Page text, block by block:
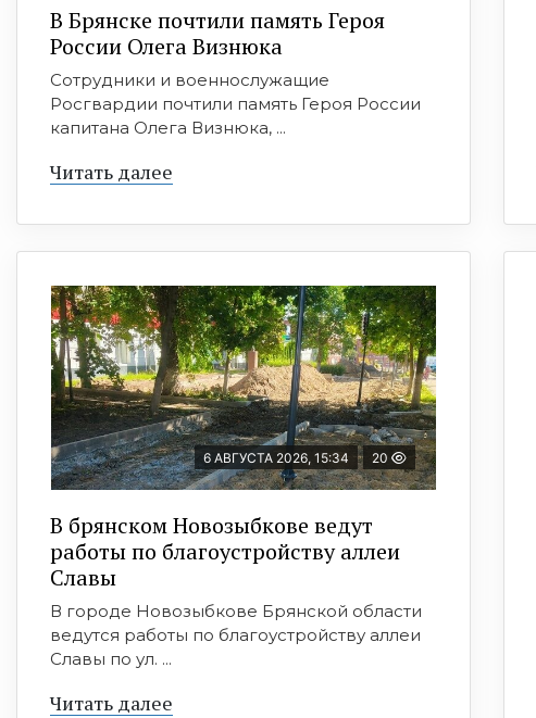
В Брянске почтили память Героя
России Олега Визнюка
Сотрудники и военнослужащие
Росгвардии почтили память Героя России
капитана Олега Визнюка, ...
Читать далее
6 АВГУСТА 2026, 15:34 20
В брянском Новозыбкове ведут
работы по благоустройству аллеи
Славы
В городе Новозыбкове Брянской области
ведутся работы по благоустройству аллеи
Славы по ул. ...
Читать далее